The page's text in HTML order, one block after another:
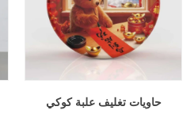
حاويات تغليف علبة كوكي